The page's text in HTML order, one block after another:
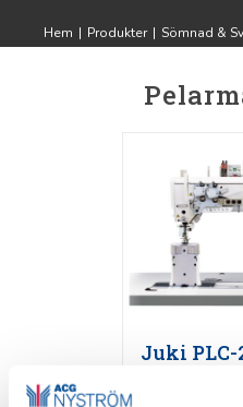
Hem | Produkter | Sömnad &
Juki PLC-